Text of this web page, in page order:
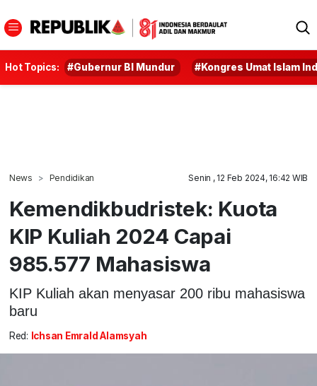
Hot Topics: #Gubernur BI Mundur #Kongres Umat Islam
News Pendidikan Senin , 12 Feb 2024, 16:42 WIB
Kemendikbudristek: Kuota
KIP Kuliah 2024 Capai
985.577 Mahasiswa
KIP Kuliah akan menyasar 200 ribu mahasiswa
baru
Red: Ichsan Emrald Alamsyah